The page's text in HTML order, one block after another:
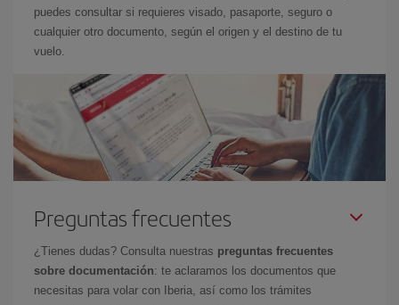
puedes consultar si requieres visado, pasaporte, seguro o
cualquier otro documento, según el origen y el destino de tu
vuelo.
Preguntas frecuentes
¿Tienes dudas? Consulta nuestras preguntas frecuentes
sobre documentación: te aclaramos los documentos que
necesitas para volar con Iberia, así como los trámites